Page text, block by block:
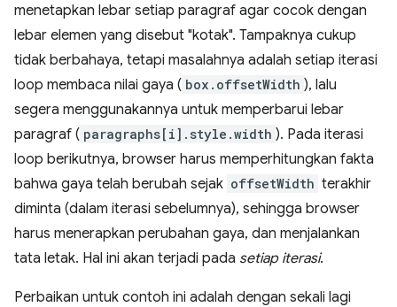
menetapkan lebar setiap paragraf agar cocok dengan
lebar elemen yang disebut "kotak". Tampaknya cukup
tidak berbahaya, tetapi masalahnya adalah setiap iterasi
loop membaca nilai gaya ( box.offsetWidth ), lalu
segera menggunakannya untuk memperbarui lebar
paragraf ( paragraphs[i].style.width ). Pada iterasi
loop berikutnya, browser harus memperhitungkan fakta
bahwa gaya telah berubah sejak offsetWidth terakhir
diminta (dalam iterasi sebelumnya), sehingga browser
harus menerapkan perubahan gaya, dan menjalankan
tata letak. Hal ini akan terjadi pada setiap iterasi.
Perbaikan untuk contoh ini adalah dengan sekali lagi